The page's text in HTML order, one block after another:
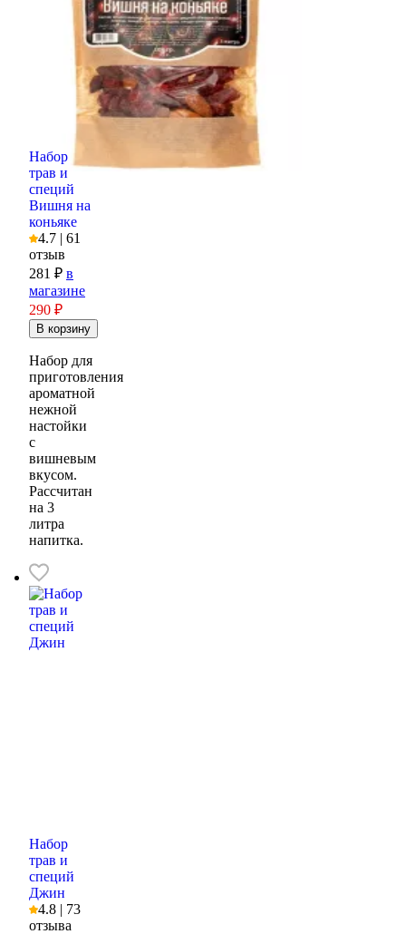
Набор
трав и
специй
Вишня на
коньяке
4.7 | 61
отзыв
281 ₽ в
магазине
290 ₽
Набор для
приготовления
ароматной
нежной
настойки
с
вишневым
вкусом.
Рассчитан
на 3
литра
напитка.
Набор
трав и
специй
Джин
4.8 | 73
отзыва